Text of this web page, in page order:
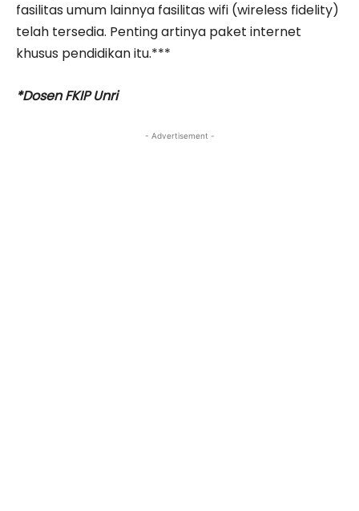
fasilitas umum lainnya fasilitas wifi (wireless fidelity)
telah tersedia. Penting artinya paket internet
khusus pendidikan itu.***
*Dosen FKIP Unri
- Advertisement -